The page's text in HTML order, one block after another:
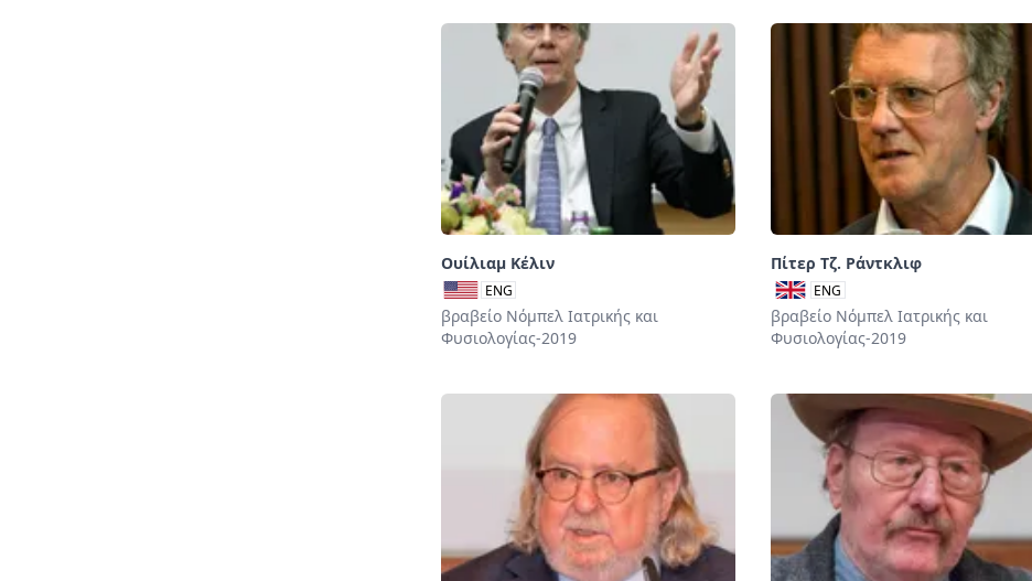
Ουίλιαμ Κέλιν
ENG
βραβείο Νόμπελ Ιατρικής και
Φυσιολογίας-2019
Πίτερ Τζ. Ράντκλιφ
ENG
βραβείο Νόμπελ Ιατρικής και
Φυσιολογίας-2019